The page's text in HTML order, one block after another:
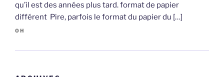
qu’il est des années plus tard. format de papier
différent Pire, parfois le format du papier du […]
OH